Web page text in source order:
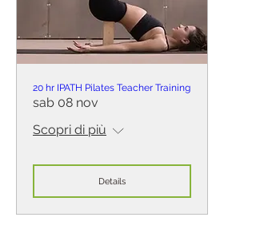
20 hr IPATH Pilates Teacher Training
sab 08 nov
Scopri di più
Details